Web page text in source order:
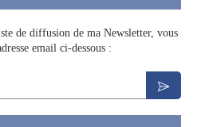
de diffusion de ma Newsletter, vous
email ci-dessous :